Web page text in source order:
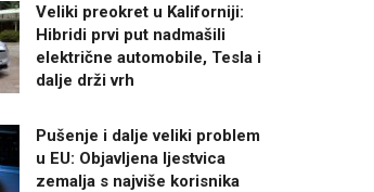
Veliki preokret u Kaliforniji:
Hibridi prvi put nadmašili
električne automobile, Tesla i
dalje drži vrh
Pušenje i dalje veliki problem
u EU: Objavljena ljestvica
zemalja s najviše korisnika